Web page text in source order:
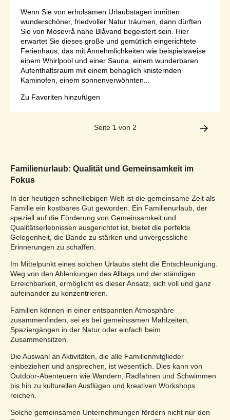
Wenn Sie von erholsamen Urlaubstagen inmitten
wunderschöner, friedvoller Natur träumen, dann dürften
Sie von Mosevrå nahe Blåvand begeistert sein. Hier
erwartet Sie dieses große und gemütlich eingerichtete
Ferienhaus, das mit Annehmlichkeiten wie beispielsweise
einem Whirlpool und einer Sauna, einem wunderbaren
Aufenthaltsraum mit einem behaglich knisternden
Kaminofen, einem sonnenverwöhnten...
Zu Favoriten hinzufügen
Seite 1 von 2
Familienurlaub: Qualität und Gemeinsamkeit im
Fokus
In der heutigen schnelllebigen Welt ist die gemeinsame Zeit als
Familie ein kostbares Gut geworden. Ein Familienurlaub, der
speziell auf die Förderung von Gemeinsamkeit und
Qualitätserlebnissen ausgerichtet ist, bietet die perfekte
Gelegenheit, die Bande zu stärken und unvergessliche
Erinnerungen zu schaffen.
Im Mittelpunkt eines solchen Urlaubs steht die Entschleunigung.
Weg von den Ablenkungen des Alltags und der ständigen
Erreichbarkeit, ermöglicht es dieser Ansatz, sich voll und ganz
aufeinander zu konzentrieren.
Familien können in einer entspannten Atmosphäre
zusammenfinden, sei es bei gemeinsamen Mahlzeiten,
Spaziergängen in der Natur oder einfach beim
Zusammensitzen.
Die Auswahl an Aktivitäten, die alle Familienmitglieder
einbeziehen und ansprechen, ist wesentlich. Dies kann von
Outdoor-Abenteuern wie Wandern, Radfahren und Schwimmen
bis hin zu kulturellen Ausflügen und kreativen Workshops
reichen.
Solche gemeinsamen Unternehmungen fördern nicht nur den